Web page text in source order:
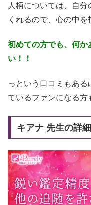
人柄については、自
くれるので、心の中を
初めての方でも、何か
い！！
っという口コミもあ
ているファンになる方
キアナ 先生の詳